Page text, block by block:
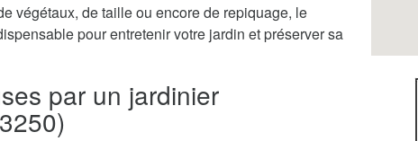
végétaux, de taille ou encore de repiquage, le
pour entretenir votre jardin et préserver sa
par un jardinier